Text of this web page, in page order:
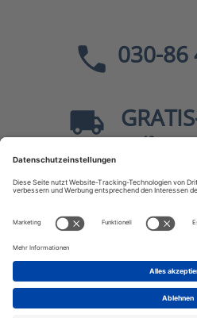
030-86
GRATIS
40
Sicher
* Alle Preiseinkl.
JF-Buchdienst – Aktuelle